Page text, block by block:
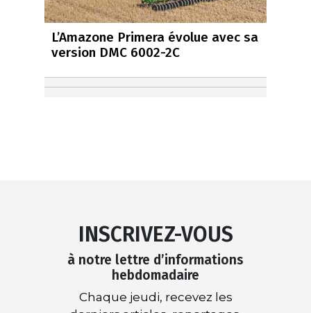
L’Amazone Primera évolue avec sa
version DMC 6002-2C
INSCRIVEZ-VOUS
à notre lettre d’informations
hebdomadaire
Chaque jeudi, recevez les